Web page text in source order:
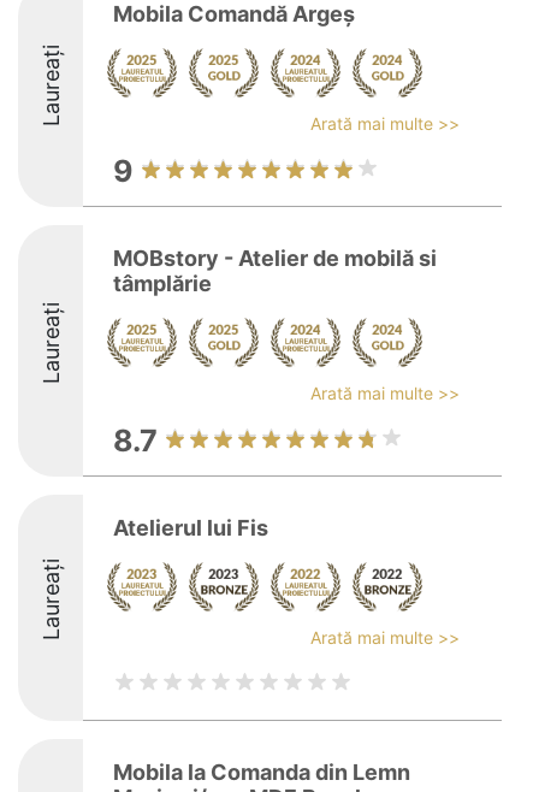
Laureați
Mobila Comandă Argeș
Arată mai multe >>
9
Laureați
MOBstory - Atelier de mobilă si
tâmplărie
Arată mai multe >>
8.7
Laureați
Atelierul lui Fis
Arată mai multe >>
Mobila la Comanda din Lemn